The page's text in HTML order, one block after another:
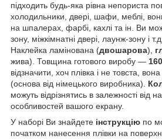
підходить будь-яка рівна непориста
холодильники, двері, шафи, меблі,
на шпалерах, фарбі, кахлі та ін. Ви
зону, міжкімнатні двері, лаунж-зону і
Наклейка ламінована (двошарова),
жива). Товщина готового виробу —
відзначити, хоч плівка і не товста,
(основа від німецького виробника).
можуть відрізнятись в залежності від
особливостей вашого екрану.
У наборі Ви знайдете інструкцію по
початком нанесення плівки на